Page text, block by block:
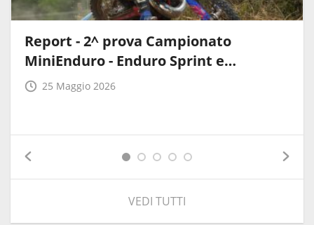
Report - 2^ prova Campionato
MiniEnduro - Enduro Sprint e…
25 Maggio 2026
VEDI TUTTI